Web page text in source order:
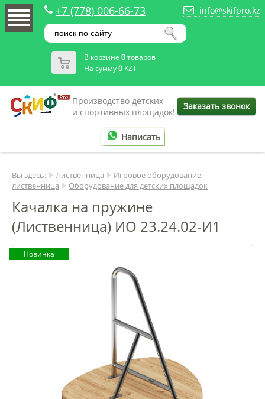
+7 (778) 006-66-73 info@skifpro.kz
В корзине 0товаров
На сумму0 KZT
Производство детских
и спортивных площадок!
Заказать звонок
Написать
Вы здесь: Лиственница
Игровое оборудование -
лиственница
Оборудование для детских площадок
Качалка на пружине
(Лиственница) ИО 23.24.02-И1
Новинка